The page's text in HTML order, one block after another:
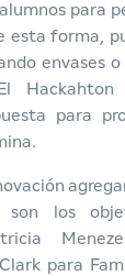
para
esta forma,
envases
Hackahton
para
son los
para